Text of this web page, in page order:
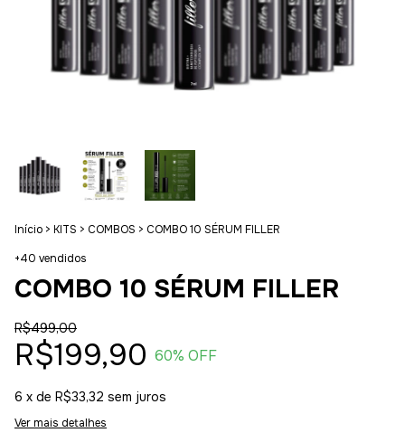
Início > KITS > COMBOS > COMBO 10 SÉRUM FILLER
+40 vendidos
COMBO 10 SÉRUM FILLER
R$499,00
R$199,90 60% OFF
6 x de R$33,32 sem juros
Ver mais detalhes